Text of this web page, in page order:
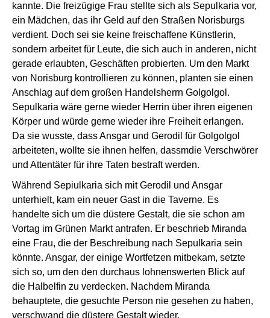
kannte. Die freizügige Frau stellte sich als Sepulkaria vor,
ein Mädchen, das ihr Geld auf den Straßen Norisburgs
verdient. Doch sei sie keine freischaffene Künstlerin,
sondern arbeitet für Leute, die sich auch in anderen, nicht
gerade erlaubten, Geschäften probierten. Um den Markt
von Norisburg kontrollieren zu können, planten sie einen
Anschlag auf dem großen Handelsherrn Golgolgol.
Sepulkaria wäre gerne wieder Herrin über ihren eigenen
Körper und würde gerne wieder ihre Freiheit erlangen.
Da sie wusste, dass Ansgar und Gerodil für Golgolgol
arbeiteten, wollte sie ihnen helfen, dassmdie Verschwörer
und Attentäter für ihre Taten bestraft werden.
Während Sepiulkaria sich mit Gerodil und Ansgar
unterhielt, kam ein neuer Gast in die Taverne. Es
handelte sich um die düstere Gestalt, die sie schon am
Vortag im Grünen Markt antrafen. Er beschrieb Miranda
eine Frau, die der Beschreibung nach Sepulkaria sein
könnte. Ansgar, der einige Wortfetzen mitbekam, setzte
sich so, um den den durchaus lohnenswerten Blick auf
die Halbelfin zu verdecken. Nachdem Miranda
behauptete, die gesuchte Person nie gesehen zu haben,
verschwand die düstere Gestalt wieder.